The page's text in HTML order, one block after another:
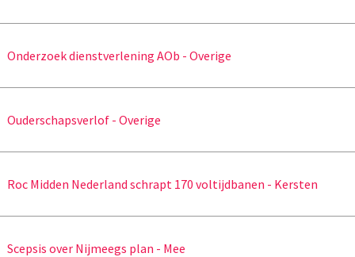
Onderzoek dienstverlening AOb - Overige
Ouderschapsverlof - Overige
Roc Midden Nederland schrapt 170 voltijdbanen - Kersten
Scepsis over Nijmeegs plan - Mee